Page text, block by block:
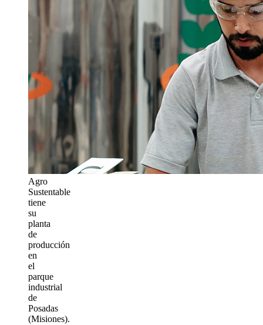
Agro
Sustentable
tiene
su
planta
de
producción
en
el
parque
industrial
de
Posadas
(Misiones).